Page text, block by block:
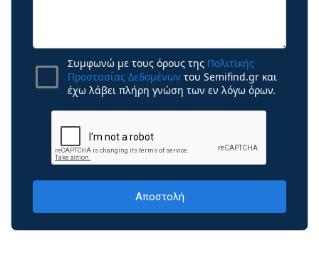
Συμφωνώ με τους όρους της Πολιτικής
Προστασίας Δεδομένων του Semifind.gr και
έχω λάβει πλήρη γνώση των εν λόγω όρων.